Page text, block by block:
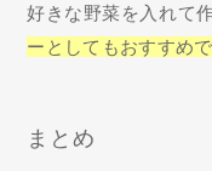
好きな野菜を入れて
ーとしてもおすすめで
まとめ